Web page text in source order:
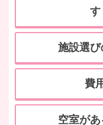
す
施設選
費
空室が